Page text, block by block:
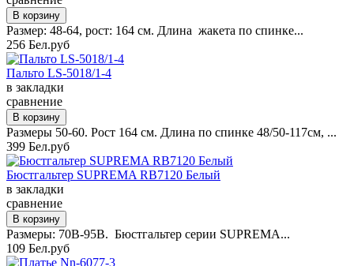
Размер: 48-64, рост: 164 см. Длина жакета по спинке...
256 Бел.руб
Пальто LS-5018/1-4
в закладки
сравнение
Размеры 50-60. Рост 164 см. Длина по спинке 48/50-117см, ...
399 Бел.руб
Бюстгальтер SUPREMA RB7120 Белый
в закладки
сравнение
Размеры: 70B-95B. Бюстгальтер серии SUPREMA...
109 Бел.руб